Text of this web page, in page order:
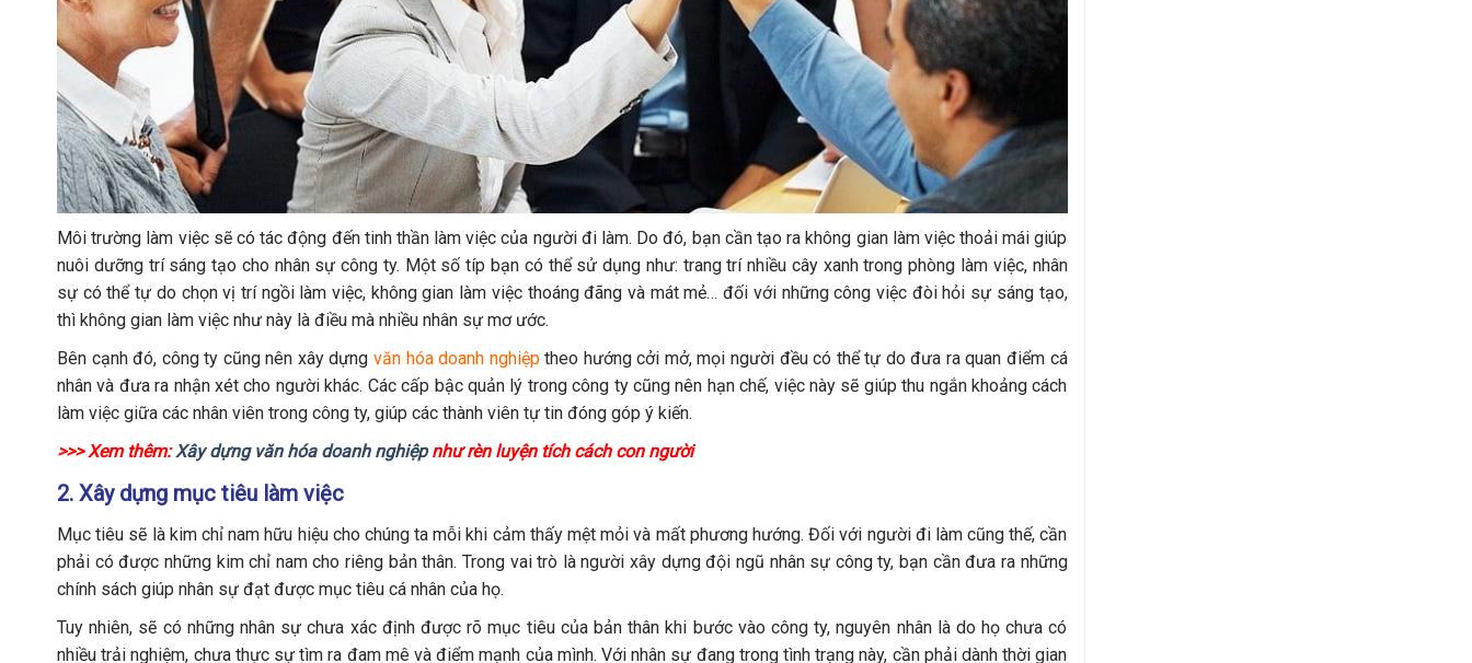
Môi trường làm việc sẽ có tác động đến tinh thần làm việc của người đi làm. Do đó, bạn cần tạo ra không gian làm việc thoải mái giúp
nuôi dưỡng trí sáng tạo cho nhân sự công ty. Một số típ bạn có thể sử dụng như: trang trí nhiều cây xanh trong phòng làm việc, nhân
sự có thể tự do chọn vị trí ngồi làm việc, không gian làm việc thoáng đãng và mát mẻ… đối với những công việc đòi hỏi sự sáng tạo,
thì không gian làm việc như này là điều mà nhiều nhân sự mơ ước.
Bên cạnh đó, công ty cũng nên xây dựng văn hóa doanh nghiệptheo hướng cởi mở, mọi người đều có thể tự do đưa ra quan điểm cá
nhân và đưa ra nhận xét cho người khác. Các cấp bậc quản lý trong công ty cũng nên hạn chế, việc này sẽ giúp thu ngắn khoảng cách
làm việc giữa các nhân viên trong công ty, giúp các thành viên tự tin đóng góp ý kiến.
>>> Xem thêm:Xây dựng văn hóa doanh nghiệpnhư rèn luyện tích cách con người
2. Xây dựng mục tiêu làm việc
Mục tiêu sẽ là kim chỉ nam hữu hiệu cho chúng ta mỗi khi cảm thấy mệt mỏi và mất phương hướng. Đối với người đi làm cũng thế, cần
phải có được những kim chỉ nam cho riêng bản thân. Trong vai trò là người xây dựng đội ngũ nhân sự công ty, bạn cần đưa ra những
chính sách giúp nhân sự đạt được mục tiêu cá nhân của họ.
Tuy nhiên, sẽ có những nhân sự chưa xác định được rõ mục tiêu của bản thân khi bước vào công ty, nguyên nhân là do họ chưa có
nhiều trải nghiệm, chưa thực sự tìm ra đam mê và điểm mạnh của mình. Với nhân sự đang trong tình trạng này, cần phải dành thời gian